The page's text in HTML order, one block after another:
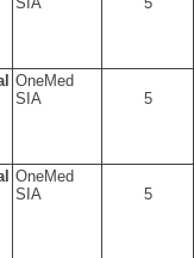
OneMed
SIA
5
OneMed
SIA
5